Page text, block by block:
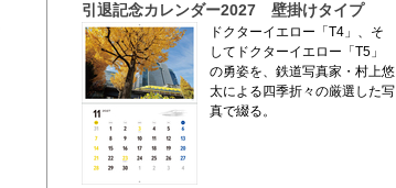
引退記念カレンダー2027 壁掛けタイプ
ドクターイエロー「T4」、そ
してドクターイエロー「T5」
の勇姿を、鉄道写真家・村上悠
太による四季折々の厳選した写
真で綴る。